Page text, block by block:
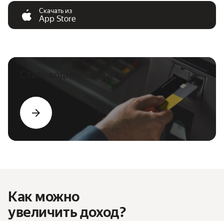
Скачать из
App Store
Стать водителем такси
Как можно
увеличить доход?